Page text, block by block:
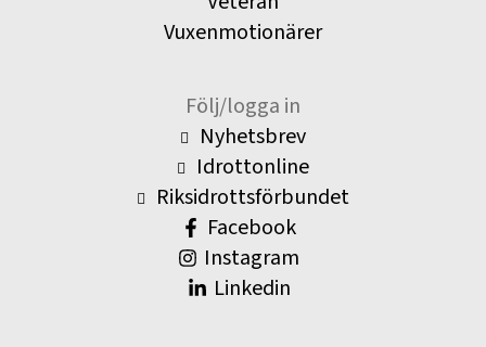
Vuxenmotionärer
Följ/logga in
Nyhetsbrev
Idrottonline
Riksidrottsförbundet
Facebook
Instagram
Linkedin